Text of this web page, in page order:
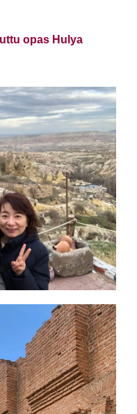
opas Hulya